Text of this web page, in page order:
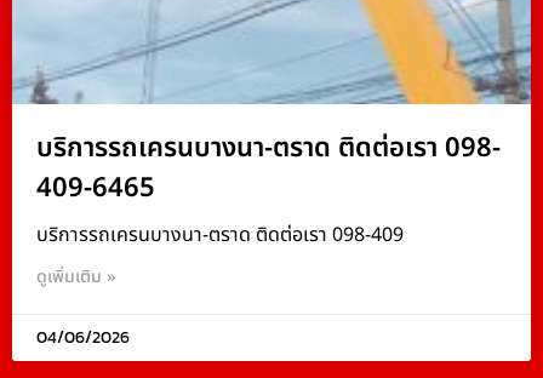
บริการรถเครนบางนา-ตราด ติดต่อเรา 098-
409-6465
บริการรถเครนบางนา-ตราด ติดต่อเรา 098-409
ดูเพิ่มเติม »
04/06/2026